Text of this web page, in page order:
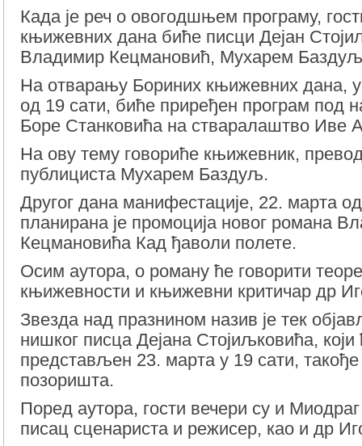
Када је реч о овогодшњем програму,
књижевних дана биће писци Дејан
Владимир Кецмановић, Мухарем
На отварању Бориних књижевних дана,
од 19 сати, биће приређен програм под
Боре Станковића на стваралаштво Иве
На ову тему говориће књижевник,
публициста Мухарем Баздуљ.
Другог дана манифестације, 22. марта
планирана је промоција новог романа
Кецмановића Кад ђаволи полете.
Осим аутора, о роману ће говорити
књижевности и књижевни критичар др
Звезда над празнином назив је тек
нишког писца Дејана Стојиљковића, који
представљен 23. марта у 19 сати,
позоришта.
Поред аутора, гости вечери су и
писац сценариста и режисер, као и др